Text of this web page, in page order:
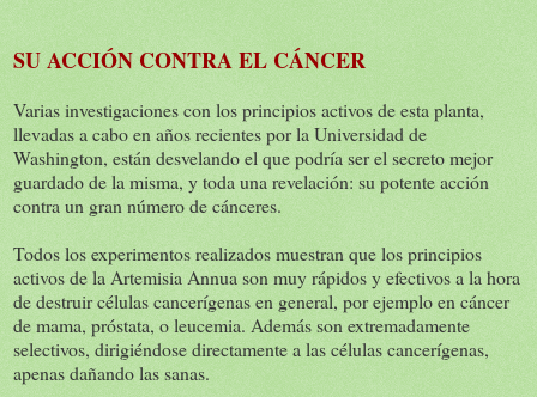
SU ACCIÓN CONTRA EL CÁNCER
Varias investigaciones con los principios activos de esta planta,
llevadas a cabo en años recientes por la Universidad de
Washington, están desvelando el que podría ser el secreto mejor
guardado de la misma, y toda una revelación: su potente acción
contra un gran número de cánceres.
Todos los experimentos realizados muestran que los principios
activos de la Artemisia Annua son muy rápidos y efectivos a la hora
de destruir células cancerígenas en general, por ejemplo en cáncer
de mama, próstata, o leucemia. Además son extremadamente
selectivos, dirigiéndose directamente a las células cancerígenas,
apenas dañando las sanas.